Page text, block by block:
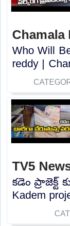
Chamala
Who Will
reddy |
TV5
కడెం ప్రాజెక్ట్
Kadem